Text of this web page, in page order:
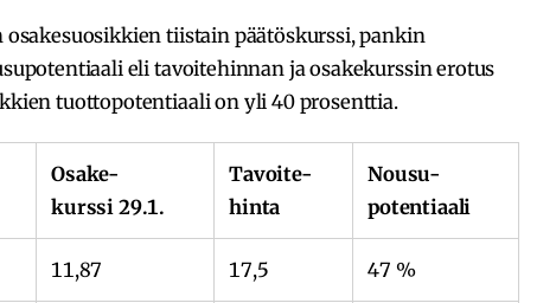
osakesuosikkien tiistain päätöskurssi, pankin
eli tavoitehinnan ja osakekurssin erotus
tuottopotentiaali on yli 40 prosenttia.
Osake-
kurssi 29.1.
Tavoite-
hinta
Nousu-
potentiaali
11,87 17,5 47 %